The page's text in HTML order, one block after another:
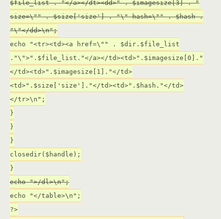
$file_list . "</a></dt><dd>" . $imagesize[3] . "
size=\"" . $size['size'] . "\" hash=\"" . $hash .
"\"</dd>\n";
echo "<tr><td><a href=\"" . $dir.$file_list
."\">".$file_list."</a></td><td>".$imagesize[0]."
</td><td>".$imagesize[1]."</td>
<td>".$size['size']."</td><td>".$hash."</td>
</tr>\n";
}
}
}
closedir($handle);
}
echo ">/dl>\n";
echo "</table>\n";
?>